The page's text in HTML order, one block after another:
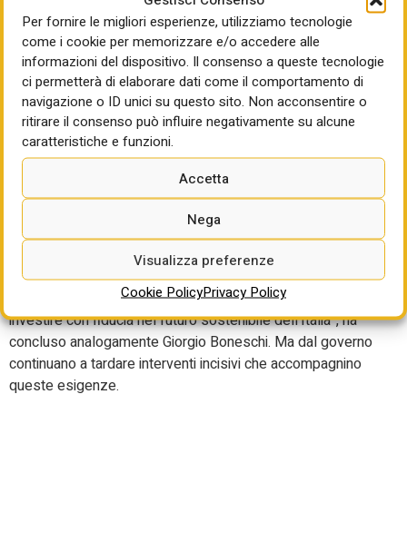
Per fornire le migliori esperienze, utilizziamo tecnologie
come i cookie per memorizzare e/o accedere alle
informazioni del dispositivo. Il consenso a queste tecnologie
ci permetterà di elaborare dati come il comportamento di
navigazione o ID unici su questo sito. Non acconsentire o
ritirare il consenso può influire negativamente su alcune
caratteristiche e funzioni.
Accetta
Nega
Visualizza preferenze
Cookie PolicyPrivacy Policy
sempre ieri, anche più tecnici a disposizione degli enti e
“andare a vedere il regime autorizzatorio affinché oltre alla
disponibilità delle aree dove realizzare gli interventi ci sia
anche la disponibilità dei punti di connessione”. Per non
parlare poi del problema dei costi dell’energia sollevato da
Confindustria. “È un problema non più rinviabile”, ha
sottolineato il delegato Aurelio Regina, e “per questo
abbiamo chiesto che il Governo si impegni con un
provvedimento d’urgenza che possa valorizzare al meglio
la produzione da fonti rinnovabili accompagnandola con
una semplificazione amministrativa, neutralità tecnologica,
tempi della transizione coerenti con le esigenze
industriali”. “Servono regole semplici, tempi certi e un
approccio pragmatico che consenta alle imprese di
investire con fiducia nel futuro sostenibile dell’Italia”, ha
concluso analogamente Giorgio Boneschi. Ma dal governo
continuano a tardare interventi incisivi che accompagnino
queste esigenze.